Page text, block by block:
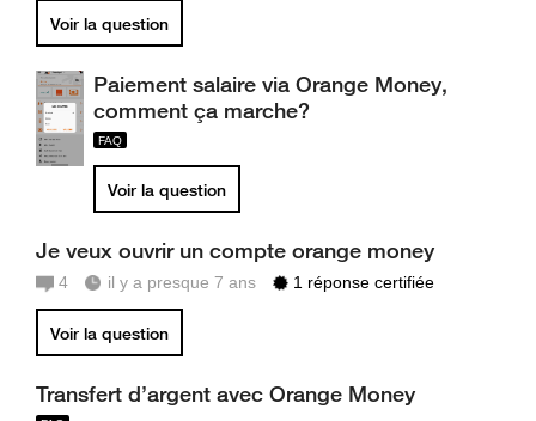
Voir la question
Paiement salaire via Orange Money,
comment ça marche?
Voir la question
Je veux ouvrir un compte orange money
4 il y a presque 7 ans 1 réponse certifiée
Voir la question
Transfert d’argent avec Orange Money